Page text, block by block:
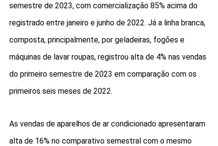
semestre de 2023, com comercialização 85% acima do
registrado entre janeiro e junho de 2022. Já a linha branca,
composta, principalmente, por geladeiras, fogões e
máquinas de lavar roupas, registrou alta de 4% nas vendas
do primeiro semestre de 2023 em comparação com os
primeiros seis meses de 2022.
As vendas de aparelhos de ar condicionado apresentaram
alta de 16% no comparativo semestral com o mesmo